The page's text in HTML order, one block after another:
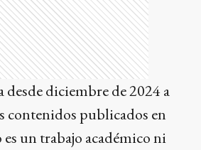
diciembre de 2024 a
contenidos publicados en
es un trabajo académico ni